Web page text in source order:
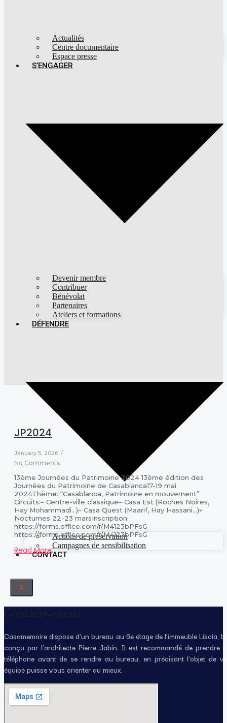
Actualités
Centre documentaire
Espace presse
S’ENGAGER
Devenir membre
Contribuer
Bénévolat
Partenaires
Ateliers et formations
DÉFENDRE
Actions de préservation
Campagnes de sensibilisation
CONTACT
X
JP2024
January 5, 2026 /
No Comments
13ème Journées du Patrimoine 2024 13ème édition des
Journées du Patrimoine de Casablanca17-19 mai
2024Thème: “Casablanca, Patrimoine en mouvement”
Circuits:– Centre-ville classique– Casa Est (Roches Noires,
Hay Mohammadi…)– Casa Quest (Maarif, Hay Hassani…)+
Nocturnes 22-23 marsInscription:
https://forms.office.com/r/M4123bPFsG
https://forms.office.com/r/M4123bPFsG
Read More
Contactez-nous
Casamemoire dispose d’un bureau au 5e étage de l’immeuble Liscia,
conçu par l’architecte Pierre Jabin. Il est recommandé de
téléphone avant de se rendre au bureau, en précisant l’objet de
équipe puisse vous orienter au mieux.